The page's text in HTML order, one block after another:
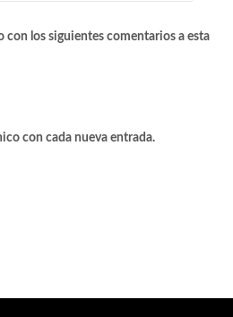
con los siguientes comentarios a esta
con cada nueva entrada.